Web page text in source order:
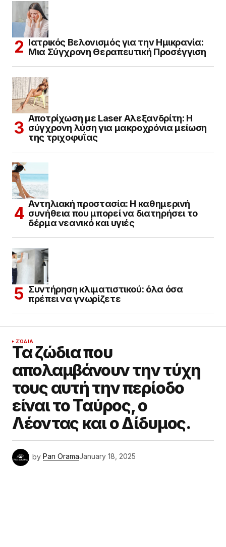
Ιατρικός Βελονισμός για την Ημικρανία:
Μια Σύγχρονη Θεραπευτική Προσέγγιση
Αποτρίχωση με Laser Αλεξανδρίτη: Η
σύγχρονη λύση για μακροχρόνια μείωση
της τριχοφυΐας
Αντηλιακή προστασία: Η καθημερινή
συνήθεια που μπορεί να διατηρήσει το
δέρμα νεανικό και υγιές
Συντήρηση κλιματιστικού: όλα όσα
πρέπει να γνωρίζετε
ΖΏΔΙΑ
Τα ζώδια που
απολαμβάνουν την τύχη
τους αυτή την περίοδο
είναι το Ταύρος, ο
Λέοντας και ο Δίδυμος.
by Pan OramaJanuary 18, 2025